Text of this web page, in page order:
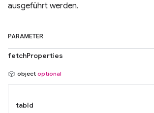
ausgeführt werden.
PARAMETER
fetchProperties
object optional
tabId